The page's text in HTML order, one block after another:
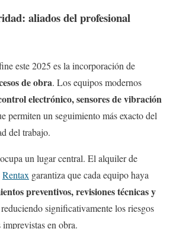
aliados del profesional
este 2025 es la incorporación de
de obra. Los equipos modernos
electrónico, sensores de vibración
permiten un seguimiento más exacto del
del trabajo.
un lugar central. El alquiler de
Rentax garantiza que cada equipo haya
preventivos, revisiones técnicas y
significativamente los riesgos
en obra.